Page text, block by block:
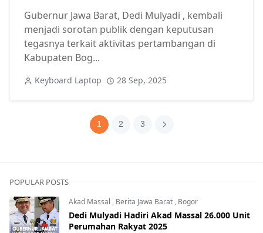
Gubernur Jawa Barat, Dedi Mulyadi , kembali
menjadi sorotan publik dengan keputusan
tegasnya terkait aktivitas pertambangan di
Kabupaten Bog...
Keyboard Laptop 28 Sep, 2025
1 2 3
POPULAR POSTS
Akad Massal , Berita Jawa Barat, Bogor
Dedi Mulyadi Hadiri Akad Massal 26.000 Unit
Perumahan Rakyat 2025